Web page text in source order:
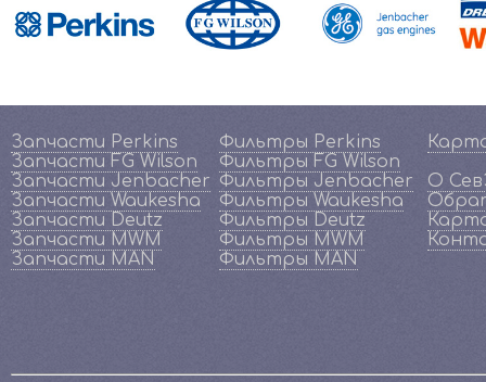
Запчасти Perkins
Запчасти FG Wilson
Запчасти Jenbacher
Запчасти Waukesha
Запчасти Deutz
Запчасти MWM
Запчасти MAN
Фильтры Perkins
Фильтры FG Wilson
Фильтры Jenbacher
Фильтры Waukesha
Фильтры Deutz
Фильтры MWM
Фильтры MAN
О